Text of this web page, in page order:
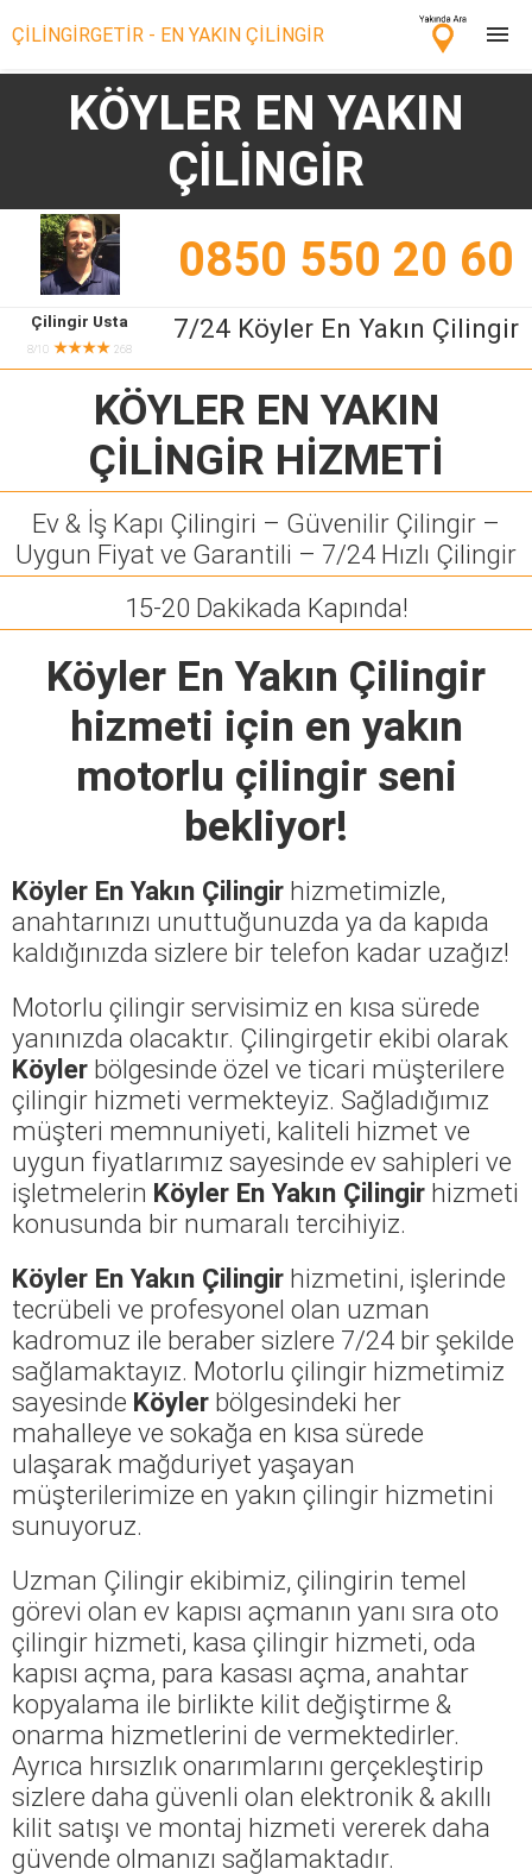
ÇİLİNGİRGETİR - EN YAKIN ÇİLİNGİR
Çilingir Ara
Çilingir misin? Bize Katıl!
KÖYLER EN YAKIN
ÇİLİNGİR
0850 550 20 60
Çilingir Usta
8/10 ★★★★268
7/24 Köyler En Yakın Çilingir
KÖYLER EN YAKIN
ÇİLİNGİR HİZMETİ
Ev & İş Kapı Çilingiri – Güvenilir Çilingir –
Uygun Fiyat ve Garantili – 7/24 Hızlı Çilingir
15-20 Dakikada Kapında!
Köyler En Yakın Çilingir
hizmeti için en yakın
motorlu çilingir seni
bekliyor!
Köyler En Yakın Çilingir hizmetimizle,
anahtarınızı unuttuğunuzda ya da kapıda
kaldığınızda sizlere bir telefon kadar uzağız!
Motorlu çilingir servisimiz en kısa sürede
yanınızda olacaktır. Çilingirgetir ekibi olarak
Köyler bölgesinde özel ve ticari müşterilere
çilingir hizmeti vermekteyiz. Sağladığımız
müşteri memnuniyeti, kaliteli hizmet ve
uygun fiyatlarımız sayesinde ev sahipleri ve
işletmelerin Köyler En Yakın Çilingir hizmeti
konusunda bir numaralı tercihiyiz.
Köyler En Yakın Çilingir hizmetini, işlerinde
tecrübeli ve profesyonel olan uzman
kadromuz ile beraber sizlere 7/24 bir şekilde
sağlamaktayız. Motorlu çilingir hizmetimiz
sayesinde Köyler bölgesindeki her
mahalleye ve sokağa en kısa sürede
ulaşarak mağduriyet yaşayan
müşterilerimize en yakın çilingir hizmetini
sunuyoruz.
Uzman Çilingir ekibimiz, çilingirin temel
görevi olan ev kapısı açmanın yanı sıra oto
çilingir hizmeti, kasa çilingir hizmeti, oda
kapısı açma, para kasası açma, anahtar
kopyalama ile birlikte kilit değiştirme &
onarma hizmetlerini de vermektedirler.
Ayrıca hırsızlık onarımlarını gerçekleştirip
sizlere daha güvenli olan elektronik & akıllı
kilit satışı ve montaj hizmeti vererek daha
güvende olmanızı sağlamaktadır.